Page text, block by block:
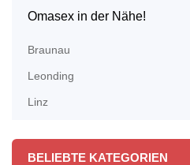
Omasex in der Nähe!
Braunau
Leonding
Linz
BELIEBTE KATEGORIEN